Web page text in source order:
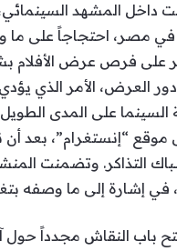
داخل المشهد
في مصر، احتجاجاً على ما
فرص عرض الأفلام بشكل
العرض، الأمر الذي
على المدى
“إنستغرام”، بعد أن
التذاكر. وتضمنت
في إشارة إلى ما وصفه
باب النقاش مجدداً حول